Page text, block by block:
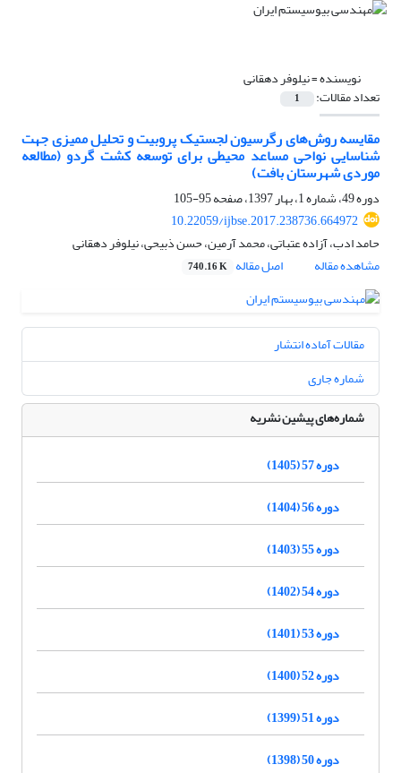
نویسنده =نیلوفر دهقانی
تعداد مقالات: 1
مقایسه روش‌های رگرسیون لجستیک پروبیت و تحلیل ممیزی جهت
شناسایی نواحی مساعد محیطی برای توسعه کشت گردو (مطالعه
موردی شهرستان بافت)
دوره 49، شماره 1، بهار 1397، صفحه
95-105
10.22059/ijbse.2017.238736.664972
حامد ادب، آزاده عتباتی، محمد آرمین، حسن ذبیحی، نیلوفر دهقانی
مشاهده مقاله
اصل مقاله 740.16 K
مقالات آماده انتشار
شماره جاری
شماره‌های پیشین نشریه
دوره 57 (1405)
دوره 56 (1404)
دوره 55 (1403)
دوره 54 (1402)
دوره 53 (1401)
دوره 52 (1400)
دوره 51 (1399)
دوره 50 (1398)